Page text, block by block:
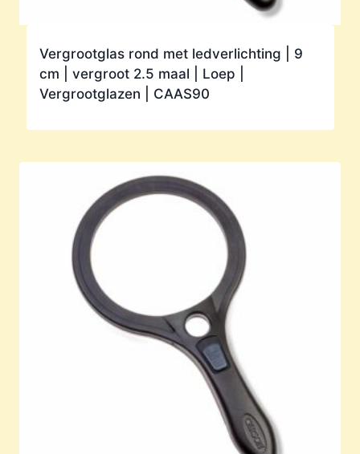
Vergrootglas rond met ledverlichting | 9
cm | vergroot 2.5 maal | Loep |
Vergrootglazen | CAAS90